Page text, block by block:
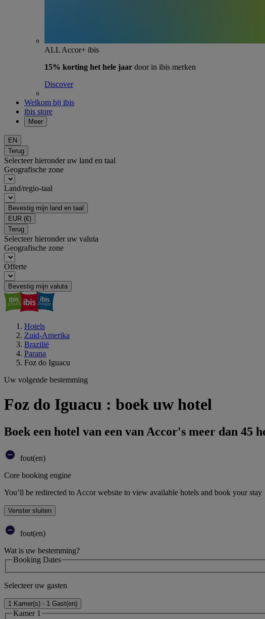
ALL Accor+ ibis
15% korting het hele jaar door in ibis merken
Discover
Welkom bij ibis
ibis store
Meer
EN
Terug
Selecteer hieronder uw land en taal
Geografische zone
Land/regio-taal
Bevestig mijn land en taal
EUR (€)
Terug
Selecteer hieronder uw valuta
Geografische zone
Offerte
Bevestig mijn valuta
Hotels
Zuid-Amerika
Brazilië
Parana
Foz do Iguacu
Uw volgende bestemming
Foz do Iguacu : boek uw hotel
Boek een hotel van een van Accor's meer dan 45
fout(en)
Core booking engine
You’ll be redirected to Accor website to view available hotels and book your stay
Venster sluiten
fout(en)
Wat is uw bestemming?
Booking Dates
Selecteer uw gasten
1 Kamer(s) - 1 Gast(en)
Kamer 1